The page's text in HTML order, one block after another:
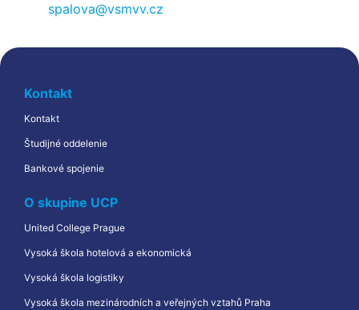
spalova@vsmvv.cz
Kontakt
Kontakt
Študijné oddelenie
Bankové spojenie
O skupine UCP
United College Prague
Vysoká škola hotelová a ekonomická
Vysoká škola logistiky
Vysoká škola mezinárodních a veřejných vztahů Praha